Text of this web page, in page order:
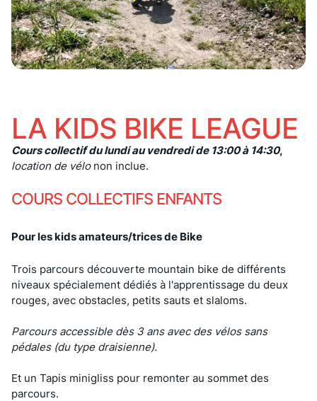
LA KIDS BIKE LEAGUE
Cours collectif du lundi au vendredi de 13:00 à 14:30,
location de vélonon inclue.
COURS COLLECTIFS ENFANTS
Pour les kids amateurs/trices de Bike
Trois parcours découverte mountain bike de différents
niveaux spécialement dédiés à l'apprentissage du deux
rouges, avec obstacles, petits sauts et slaloms.
Parcours accessible dès 3 ans avec des vélos sans
pédales (du type draisienne).
Et un Tapis minigliss pour remonter au sommet des
parcours.